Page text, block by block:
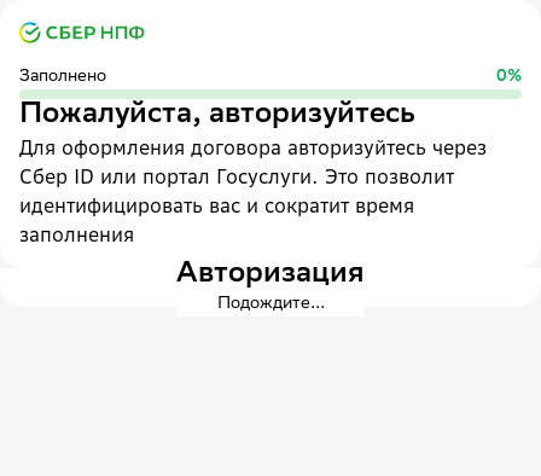
Заполнено 0%
Пожалуйста, авторизуйтесь
Для оформления договора авторизуйтесь через
Сбер ID или портал Госуслуги. Это позволит
идентифицировать вас и сократит время
заполнения
Авторизация
Подождите...